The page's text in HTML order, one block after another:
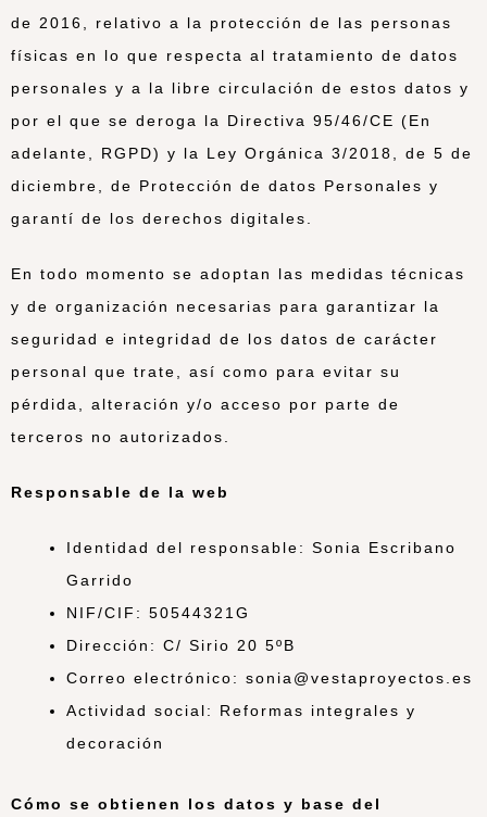
de 2016, relativo a la protección de las personas
físicas en lo que respecta al tratamiento de datos
personales y a la libre circulación de estos datos y
por el que se deroga la Directiva 95/46/CE (En
adelante, RGPD) y la Ley Orgánica 3/2018, de 5 de
diciembre, de Protección de datos Personales y
garantí de los derechos digitales.
En todo momento se adoptan las medidas técnicas
y de organización necesarias para garantizar la
seguridad e integridad de los datos de carácter
personal que trate, así como para evitar su
pérdida, alteración y/o acceso por parte de
terceros no autorizados.
Responsable de la web
Identidad del responsable: Sonia Escribano
Garrido
NIF/CIF: 50544321G
Dirección: C/ Sirio 20 5ºB
Correo electrónico: sonia@vestaproyectos.es
Actividad social: Reformas integrales y
decoración
Cómo se obtienen los datos y base del